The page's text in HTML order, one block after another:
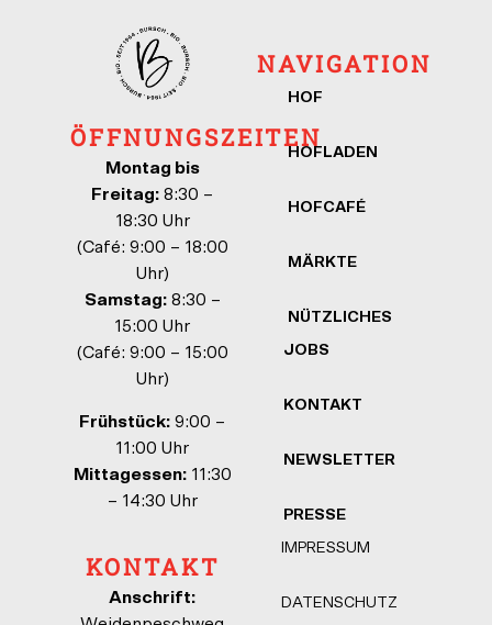
ÖFFNUNGSZEITEN
Montag bis
Freitag: 8:30 –
18:30 Uhr
(Café: 9:00 – 18:00
Uhr)
Samstag:8:30 –
15:00 Uhr
(Café: 9:00 – 15:00
Uhr)
Frühstück: 9:00 –
11:00 Uhr
Mittagessen:11:30
– 14:30 Uhr
KONTAKT
Anschrift:
NAVIGATION
HOF
HOFLADEN
HOFCAFÉ
MÄRKTE
NÜTZLICHES
JOBS
KONTAKT
NEWSLETTER
PRESSE
IMPRESSUM
DATENSCHUTZ